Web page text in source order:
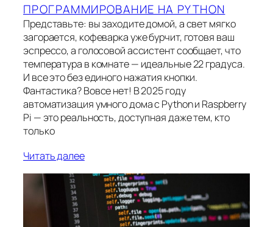
ПРОГРАММИРОВАНИЕ НА PYTHON
Представьте: вы заходите домой, а свет мягко
загорается, кофеварка уже бурчит, готовя ваш
эспрессо, а голосовой ассистент сообщает, что
температура в комнате — идеальные 22 градуса.
И все это без единого нажатия кнопки.
Фантастика? Вовсе нет! В 2025 году
автоматизация умного дома с Python и Raspberry
Pi — это реальность, доступная даже тем, кто
только
Читать далее